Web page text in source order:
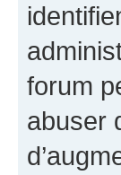
forum
abuser